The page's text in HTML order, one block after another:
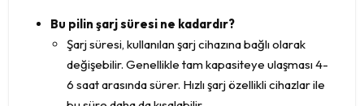
Bu pilin şarj süresi ne kadardır?
Şarj süresi, kullanılan şarj cihazına bağlı olarak
değişebilir. Genellikle tam kapasiteye ulaşması 4-
6 saat arasında sürer. Hızlı şarj özellikli cihazlar ile